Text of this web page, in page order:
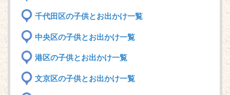
千代田区の子供とお出かけ一覧
中央区の子供とお出かけ一覧
港区の子供とお出かけ一覧
文京区の子供とお出かけ一覧